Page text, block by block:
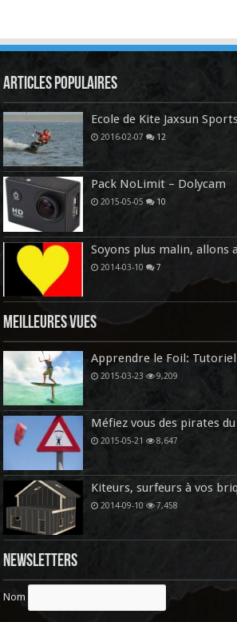
Articles Populaires
Ecole de Kite Jaxsun
2016-02-07 12
Pack NoLimit – Dolycam
2015-05-05 10
Soyons plus malin, allons
2014-03-10 7
Meilleures vues
Apprendre le Foil:
2015-03-23 9,209
Méfiez vous des pirates
2015-05-21 8,647
Kiteurs, surfeurs à vos
2014-09-10 7,458
Newsletters
Nom